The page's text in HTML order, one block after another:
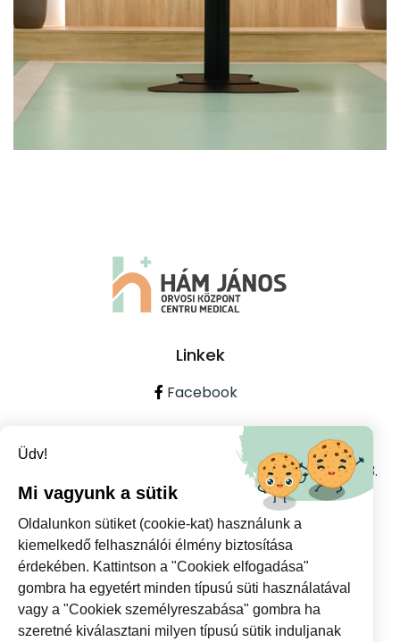
Linkek
Facebook
Kapcsolat
440114 Szatmárnémeti, Ștefan cel Mare utca 13.
szám (bejárat a Ceahlăului utcáról)
0361733018
info@hjmedical.ro
Üdv!
Mi vagyunk a sütik
Oldalunkon sütiket (cookie-kat) használunk a
kiemelkedő felhasználói élmény biztosítása
érdekében. Kattintson a "Cookiek elfogadása"
gombra ha egyetért minden típusú süti használatával
vagy a "Cookiek személyreszabása" gombra ha
szeretné kiválasztani milyen típusú sütik induljanak